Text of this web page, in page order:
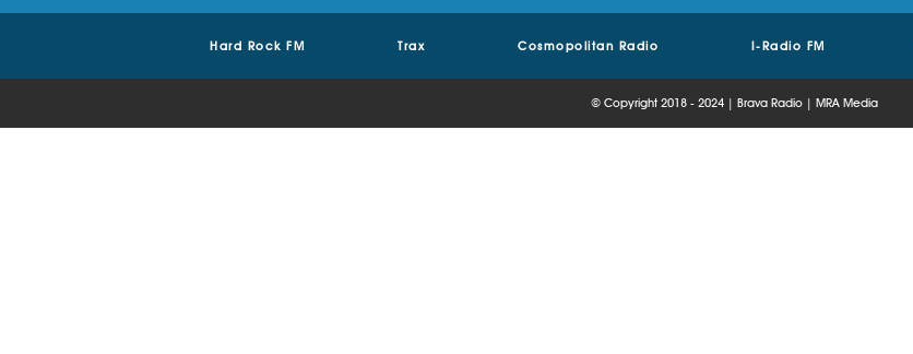
Hard Rock FM Trax Cosmopolitan Radio I-Radio FM
© Copyright 2018 - 2024 | Brava Radio | MRA Media